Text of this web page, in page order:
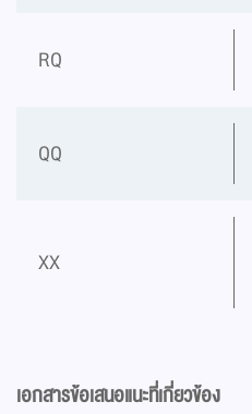
RQ
QQ
XX
เอกสารข้อเสนอแนะที่เกี่ยวข้อง